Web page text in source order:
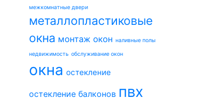
межкомнатные двери
металлопластиковые
окна монтаж окон наливные полы
недвижимость обслуживание окон
окна остекление
остекление балконов пвх